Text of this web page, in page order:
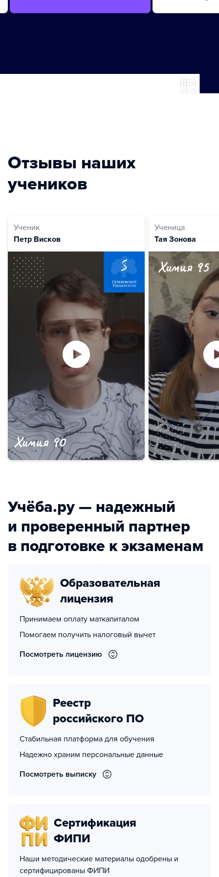
Отзывы наших
учеников
Ученик
Петр Висков
Ученица
Тая Зонова
Учёба.ру — надежный
и проверенный партнер
в подготовке к экзаменам
Образовательная
лицензия
Принимаем оплату маткапиталом
Помогаем получить налоговый вычет
Посмотреть лицензию
Реестр
российского ПО
Стабильная платформа для обучения
Надежно храним персональные данные
Посмотреть выписку
Сертификация
ФИПИ
Наши методические материалы одобрены и
сертифицированы ФИПИ